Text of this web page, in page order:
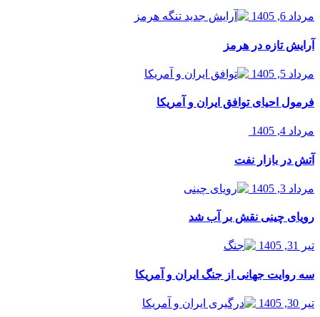
مرداد 6, 1405
آرایش تازه در هرمز
مرداد 5, 1405
فرمول احیای توافق ایران و آمریکا
مرداد 4, 1405
آتش در بازار نفت
مرداد 3, 1405
رویای چینی نقش بر آب شد
تیر 31, 1405
سه روایت جهانی از جنگ ایران و آمریکا
تیر 30, 1405